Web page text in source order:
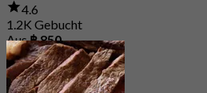
4.6
1.2K Gebucht
Aus฿ 850